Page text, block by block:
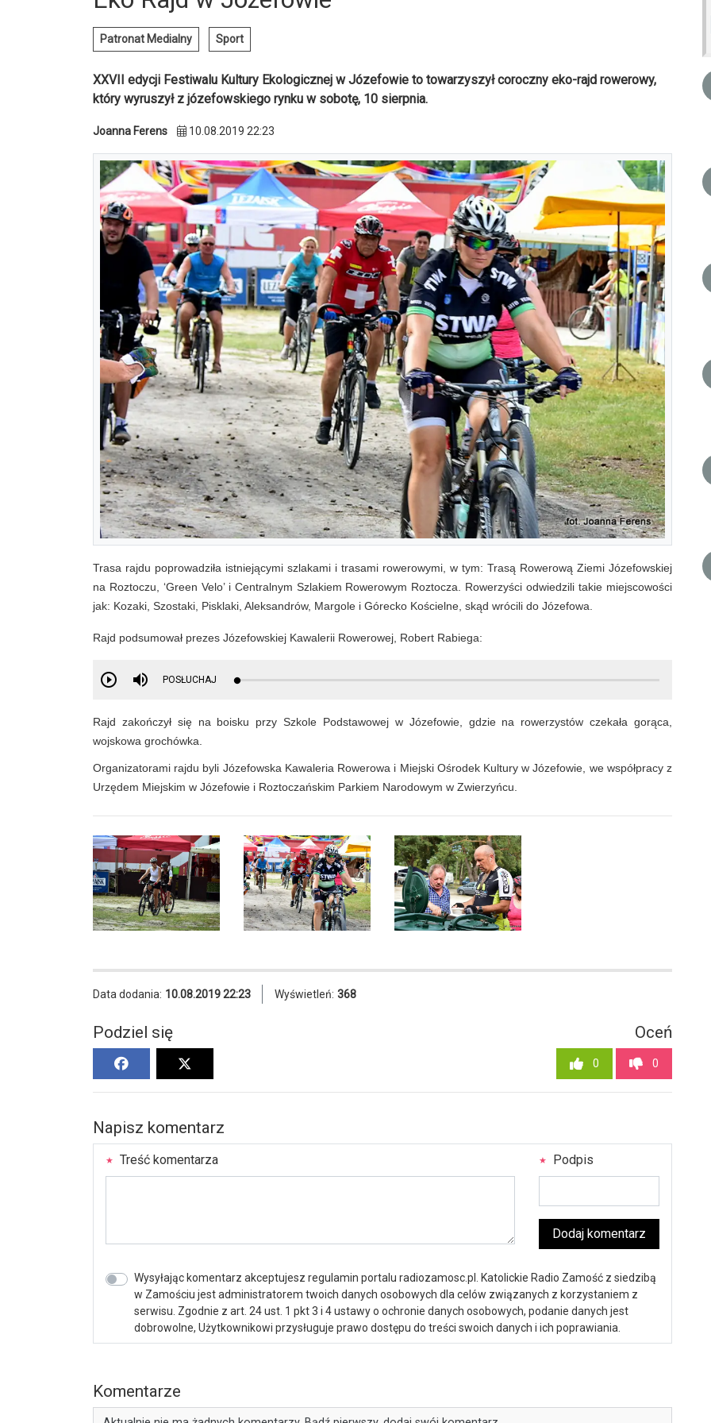
Patronat Medialny Sport
XXVII edycji Festiwalu Kultury Ekologicznej w Józefowie to towarzyszył coroczny eko-rajd rowerowy,
który wyruszył z józefowskiego rynku w sobotę, 10 sierpnia.
Joanna Ferens 10.08.2019 22:23
Trasa rajdu poprowadziła istniejącymi szlakami i trasami rowerowymi, w tym: Trasą Rowerową Ziemi Józefowskiej
na Roztoczu, ‘Green Velo’ i Centralnym Szlakiem Rowerowym Roztocza. Rowerzyści odwiedzili takie miejscowości
jak: Kozaki, Szostaki, Pisklaki, Aleksandrów, Margole i Górecko Kościelne, skąd wrócili do Józefowa.
Rajd podsumował prezes Józefowskiej Kawalerii Rowerowej, Robert Rabiega:
POSŁUCHAJ
Rajd zakończył się na boisku przy Szkole Podstawowej w Józefowie, gdzie na rowerzystów czekała gorąca,
wojskowa grochówka.
Organizatorami rajdu byli Józefowska Kawaleria Rowerowa i Miejski Ośrodek Kultury w Józefowie, we współpracy z
Urzędem Miejskim w Józefowie i Roztoczańskim Parkiem Narodowym w Zwierzyńcu.
Data dodania: 10.08.2019 22:23 Wyświetleń: 368
Podziel się Oceń
0 0
Napisz komentarz
Treść komentarza Podpis
Dodaj komentarz
Wysyłając komentarz akceptujesz regulamin portalu radiozamosc.pl. Katolickie Radio Zamość z siedzibą
w Zamościu jest administratorem twoich danych osobowych dla celów związanych z korzystaniem z
serwisu. Zgodnie z art. 24 ust. 1 pkt 3 i 4 ustawy o ochronie danych osobowych, podanie danych jest
dobrowolne, Użytkownikowi przysługuje prawo dostępu do treści swoich danych i ich poprawiania.
Komentarze